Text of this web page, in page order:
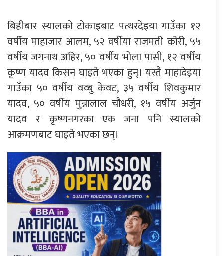
बिहीबार स्यालको टोकाइबाट पत्थरदेइया गाउँका १२
वर्षीय माहाजार आलम, ५२ वर्षीया राजमती कोरी, ५५
वर्षीय जगनाथ अहिर, ५० वर्षीय भोला पासी, १२ वर्षीय
कृष्ण यादव किसन घाइते भएका हुन्। यस्तै माहादेइया
गाउँका ५० वर्षीय वव्बु केवट, ३५ वर्षीय शिवकुमार
यादव, ५० वर्षीय मुन्नालाल चौधरी, १५ वर्षीय अर्जुन
यादव र कृष्णनगरका एक जना पनि स्यालको
आक्रमणबाट घाइते भएका छन्।